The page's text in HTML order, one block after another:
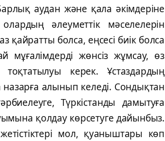
аудан және қала әкімдеріне
әлеуметтік мәселелерін
болса, еңсесі биік болса
мұғалімдерді жөнсіз жұмсау, өз
тоқтатылуы керек. Ұстаздардың
алынып келеді. Сондықтан
Түркістанды дамытуға
қолдау көрсетуге дайынбыз.
мол, қуаныштары көп